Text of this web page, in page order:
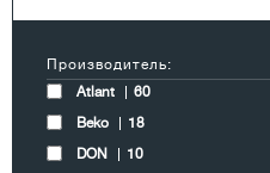
Производитель:
Atlant
60
Beko
18
DON
10